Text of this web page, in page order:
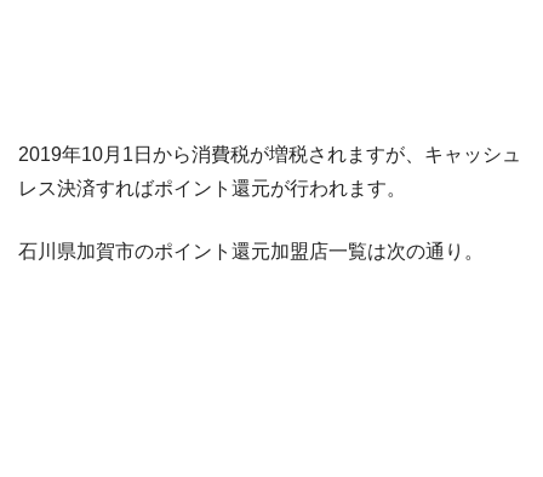
2019年10月1日から消費税が増税されますが、キャッシュ
レス決済すればポイント還元が行われます。
石川県加賀市のポイント還元加盟店一覧は次の通り。